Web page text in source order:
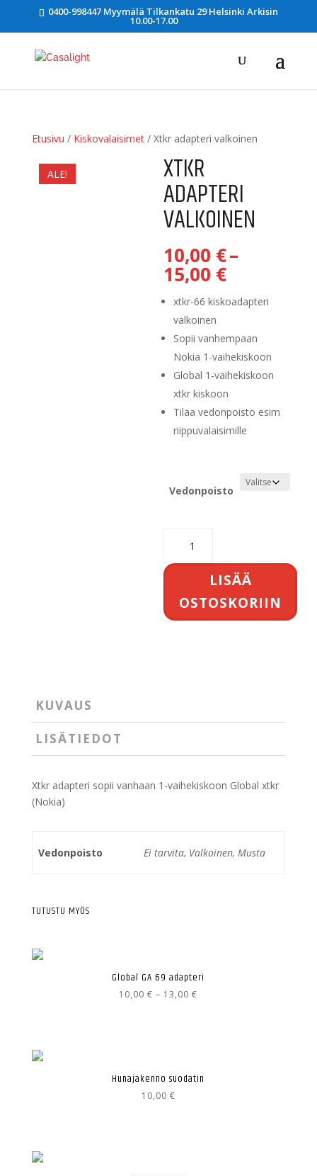
0400-998447 Myymälä Tilkankatu 29 Helsinki Arkisin
10.00-17.00
Etusivu / Kiskovalaisimet/ Xtkr adapteri valkoinen
ALE! XTKR
ADAPTERI
VALKOINEN
10,00 €–
15,00 €
-
xtkr-66 kiskoadapteri
valkoinen
Sopii vanhempaan
Nokia 1-vaihekiskoon
Global 1-vaihekiskoon
xtkr kiskoon
Tilaa vedonpoisto esim
riippuvalaisimille
Vedonpoisto
adapteri
valkoinen
LISÄÄ
OSTOSKORIIN
KUVAUS
LISÄTIEDOT
Xtkr adapteri sopii vanhaan 1-vaihekiskoon Global xtkr
(Nokia)
Vedonpoisto Ei tarvita, Valkoinen, Musta
TUTUSTU MYÖS
Global GA 69 adapteri
10,00€ – 13,00€
Hunajakenno suodatin
10,00 €